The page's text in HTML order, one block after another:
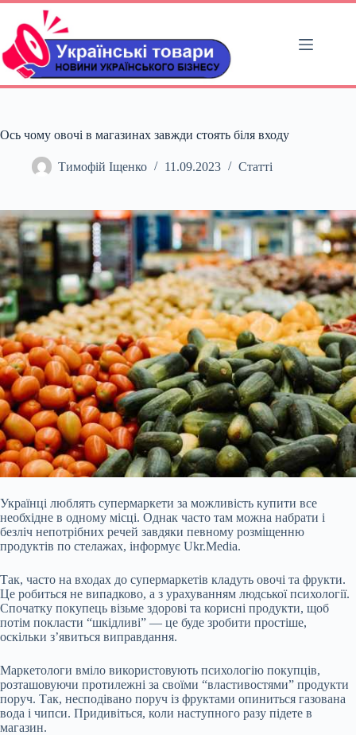
Перейти
вмісту
Ось чому овочі в магазинах завжди стоять біля входу
Тимофій Іщенко 11.09.2023 Статті
Українці люблять супермаркети за можливість купити все
необхідне в одному місці. Однак часто там можна набрати і
безліч непотрібних речей завдяки певному розміщенню
продуктів по стелажах, інформує Ukr.Media.
Так, часто на входах до супермаркетів кладуть овочі та фрукти.
Це робиться не випадково, а з урахуванням людської психології.
Спочатку покупець візьме здорові та корисні продукти, щоб
потім покласти “шкідливі” — це буде зробити простіше,
оскільки з’явиться виправдання.
Маркетологи вміло використовують психологію покупців,
розташовуючи протилежні за своїми “властивостями” продукти
поруч. Так, несподівано поруч із фруктами опиниться газована
вода і чипси. Придивіться, коли наступного разу підете в
магазин.